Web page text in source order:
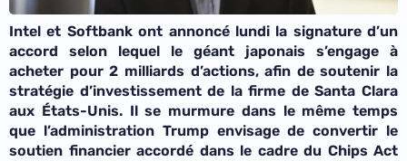
Intel et Softbank ont annoncé lundi la signature d’un
accord selon lequel le géant japonais s’engage à
acheter pour 2 milliards d’actions, afin de soutenir la
stratégie d’investissement de la firme de Santa Clara
aux États-Unis. Il se murmure dans le même temps
que l’administration Trump envisage de convertir le
soutien financier accordé dans le cadre du Chips Act